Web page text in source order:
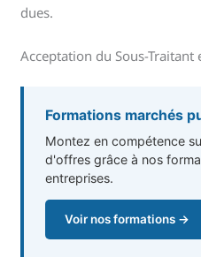
dues.
Acceptation du Sous-Traitant
Formations marchés
Montez en compétence
d'offres grâce à nos
entreprises.
Voir nos formations →